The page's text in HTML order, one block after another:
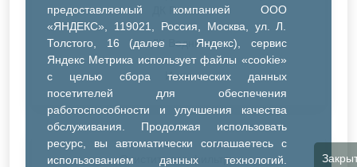
предоставляемый компанией ООО
«ЯНДЕКС», 119021, Россия, Москва, ул. Л.
Толстого, 16 (далее — Яндекс), сервис
Яндекс Метрика использует файлы «cookie»
с целью сбора технических данных
посетителей для обеспечения
работоспособности и улучшения качества
обслуживания. Продолжая использовать
ресурс, вы автоматически соглашаетесь с
использованием данных технологий.
ДК Речник
ДК Водник
Иное
Очистить все фильтры